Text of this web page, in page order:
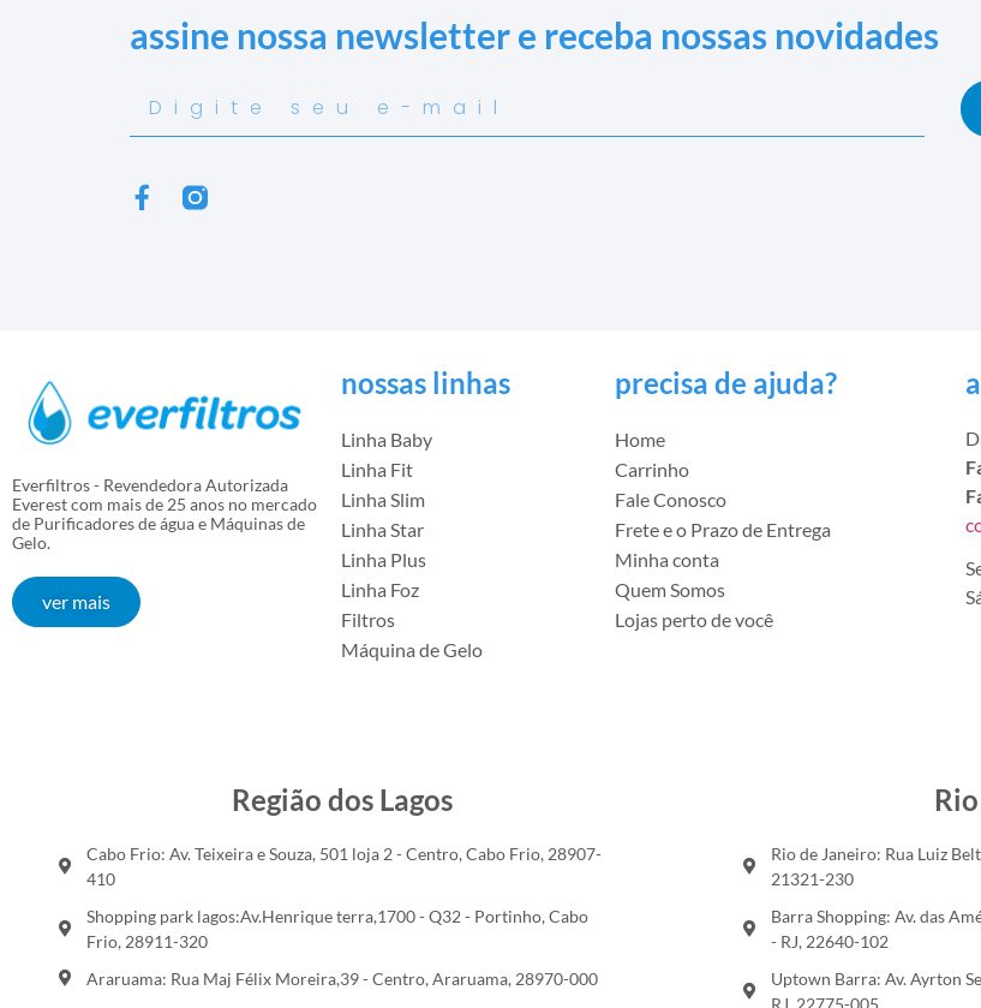
assine nossa newsletter e receba nossas novidades
Everfiltros - Revendedora Autorizada
Everest com mais de 25 anos no mercado
de Purificadores de água e Máquinas de
Gelo.
ver mais
nossas linhas
Linha Baby
Linha Fit
Linha Slim
Linha Star
Linha Plus
Linha Foz
Filtros
Máquina de Gelo
precisa de ajuda?
Home
Carrinho
Fale Conosco
Frete e o Prazo de Entrega
Minha conta
Quem Somos
Lojas perto de você
Região dos Lagos
Cabo Frio: Av. Teixeira e Souza, 501 loja 2 - Centro, Cabo Frio, 28907-
410
Shopping park lagos:Av.Henrique terra,1700 - Q32 - Portinho, Cabo
Frio, 28911-320
Araruama: Rua Maj Félix Moreira,39 - Centro, Araruama, 28970-000
Rio de Janeiro: Rua Luiz
21321-230
Barra Shopping: Av. das
- RJ, 22640-102
Uptown Barra: Av. Ayrton
RJ, 22775-005